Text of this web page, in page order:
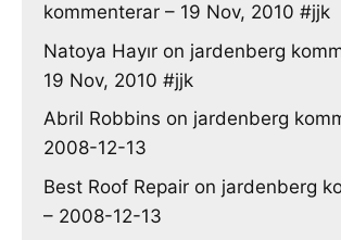
kommenterar – 19 Nov, 2010 #jjk
Natoya Hayır on jardenberg
19 Nov, 2010 #jjk
Abril Robbins on jardenberg
2008-12-13
Best Roof Repair on jardenberg
– 2008-12-13